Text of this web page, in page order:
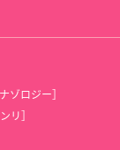
ゾロジー］
リ］